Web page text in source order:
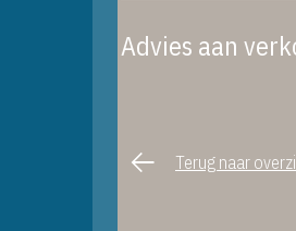
Advies aan
Terug naar